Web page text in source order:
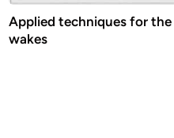
Applied techniques for
wakes